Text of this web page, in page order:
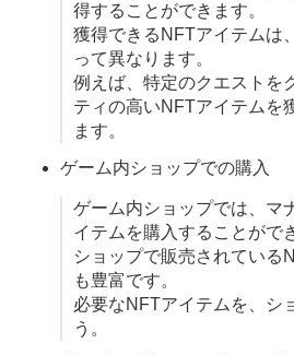
得することができます。
獲得できるNFTアイテムは
って異なります。
例えば、特定のクエストを
ティの高いNFTアイテムを
ます。
ゲーム内ショップでの購入
ゲーム内ショップでは、マ
イテムを購入することがで
ショップで販売されている
も豊富です。
必要なNFTアイテムを、シ
う。